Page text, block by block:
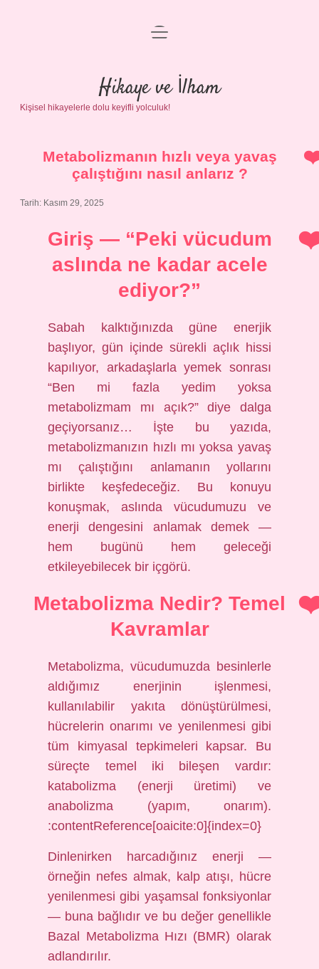
Anasayfa
Gizlilik Politikası
Yasal Uyarı
menüyü
Hikaye ve İlham
Kişisel hikayelerle dolu keyifli yolculuk!
Metabolizmanın hızlı veya yavaş
çalıştığını nasıl anlarız ?
Tarih: Kasım 29, 2025
Giriş — “Peki vücudum
aslında ne kadar acele
ediyor?”
Sabah kalktığınızda güne enerjik
başlıyor, gün içinde sürekli açlık hissi
kapılıyor, arkadaşlarla yemek sonrası
“Ben mi fazla yedim yoksa
metabolizmam mı açık?” diye dalga
geçiyorsanız… İşte bu yazıda,
metabolizmanızın hızlı mı yoksa yavaş
mı çalıştığını anlamanın yollarını
birlikte keşfedeceğiz. Bu konuyu
konuşmak, aslında vücudumuzu ve
enerji dengesini anlamak demek —
hem bugünü hem geleceği
etkileyebilecek bir içgörü.
Metabolizma Nedir? Temel
Kavramlar
Metabolizma, vücudumuzda besinlerle
aldığımız enerjinin işlenmesi,
kullanılabilir yakıta dönüştürülmesi,
hücrelerin onarımı ve yenilenmesi gibi
tüm kimyasal tepkimeleri kapsar. Bu
süreçte temel iki bileşen vardır:
katabolizma (enerji üretimi) ve
anabolizma (yapım, onarım).
:contentReference[oaicite:0]{index=0}
Dinlenirken harcadığınız enerji —
örneğin nefes almak, kalp atışı, hücre
yenilenmesi gibi yaşamsal fonksiyonlar
— buna bağlıdır ve bu değer genellikle
Bazal Metabolizma Hızı (BMR) olarak
adlandırılır.